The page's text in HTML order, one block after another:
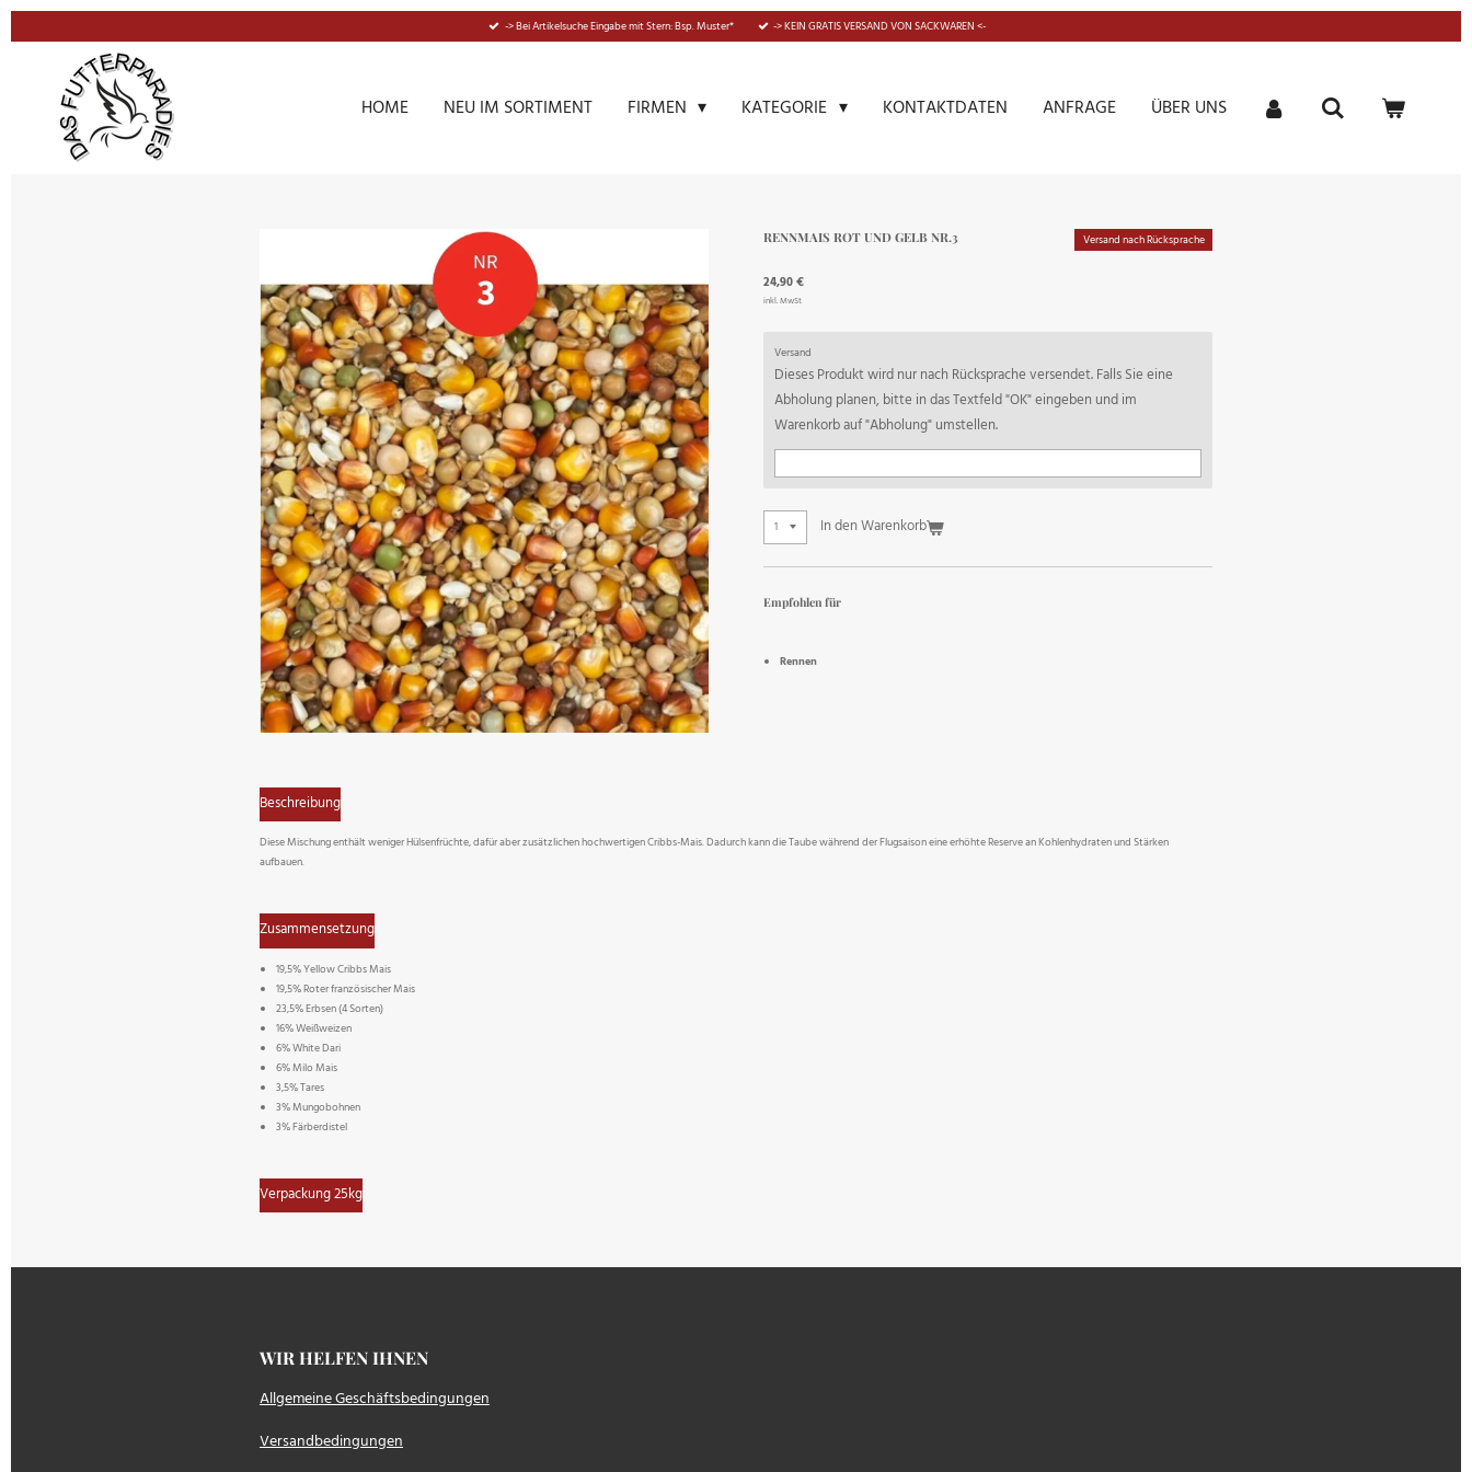
-> Bei Artikelsuche Eingabe mit Stern: Bsp. Muster* -> KEIN GRATIS VERSAND VON SACKWAREN <-
HOME NEU IM SORTIMENT FIRMEN KATEGORIE KONTAKTDATEN ANFRAGE ÜBER UNS
RENNMAIS ROT UND GELB NR.3 Versand nach Rücksprache
24,90 €
inkl. MwSt
Versand
Dieses Produkt wird nur nach Rücksprache versendet. Falls Sie eine
Abholung planen, bitte in das Textfeld "OK" eingeben und im
Warenkorb auf "Abholung" umstellen.
In den Warenkorb
Empfohlen für
Rennen
Beschreibung
Diese Mischung enthält weniger Hülsenfrüchte, dafür aber zusätzlichen hochwertigen Cribbs-Mais. Dadurch kann die Taube während der Flugsaison eine erhöhte Reserve an Kohlenhydraten und Stärken
aufbauen.
Zusammensetzung
19,5% Yellow Cribbs Mais
19,5% Roter französischer Mais
23,5% Erbsen (4 Sorten)
16% Weißweizen
6% White Dari
6% Milo Mais
3,5% Tares
3% Mungobohnen
3% Färberdistel
Verpackung 25kg
WIR HELFEN IHNEN
Allgemeine Geschäftsbedingungen
Versandbedingungen